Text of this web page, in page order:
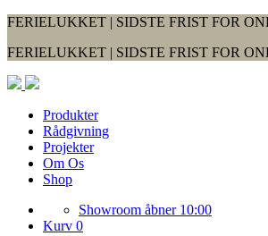
FERIELUKKET | SIDSTE FRIST FOR
FERIELUKKET | SIDSTE FRIST FOR
Produkter
Rådgivning
Projekter
Om Os
Shop
Showroom åbner 10:00
Kurv 0